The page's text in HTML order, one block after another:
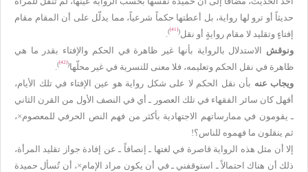
حديثاً أو ترو لها رواية، بل أعطتها حكماً شرعياً، مما يدلّل على أن المقام مقام
إفتاءٍ وتقليد لا مقام روايةٍ أو نقل(
[41]
)
ونوقش
الاستدلال بالرواية بأنها غير ظاهرة في الحكم والإفتاء بقدر ما هي
ظاهرة في نقل الحكم وتعليمه، فلا معنى للتسرية في غير محلّها(
[42]
)
ويجاب عنه بأن نقل الحكم لا على شكل رواية هو عين الإفتاء في تلك الأيام،
أفهل كان سائر الفقهاء في تلك العصور ـ أي في النصف الأول من القرن الثاني
ـ يقومون في ممارساتهم الاجتهادية بأكثر من فهم النص الحرفي للمعصوم×،
ثم ينقلون ما فهموه للناس؟!
إلا أن مثل هذه الرواية قاصرة في لغتها ـ إنصافاً ـ عن إفادة جواز تقليد المرأة،
ذلك أن هناك احتمالاً ـ استوقفني ـ في أن يكون مراد الإمام×، أن تُسأل حميدة